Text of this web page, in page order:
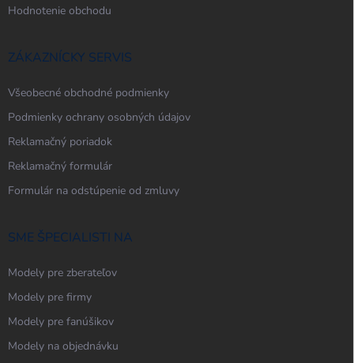
Hodnotenie obchodu
ZÁKAZNÍCKY SERVIS
Všeobecné obchodné podmienky
Podmienky ochrany osobných údajov
Reklamačný poriadok
Reklamačný formulár
Formulár na odstúpenie od zmluvy
SME ŠPECIALISTI NA
Modely pre zberateľov
Modely pre firmy
Modely pre fanúšikov
Modely na objednávku